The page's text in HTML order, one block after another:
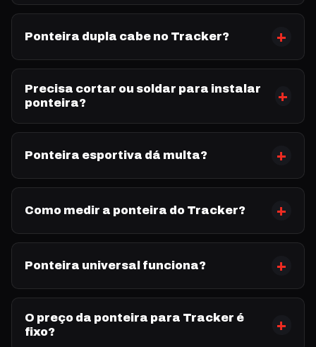
Ponteira dupla cabe no Tracker?
Precisa cortar ou soldar para instalar
ponteira?
Ponteira esportiva dá multa?
Como medir a ponteira do Tracker?
Ponteira universal funciona?
O preço da ponteira para Tracker é
fixo?